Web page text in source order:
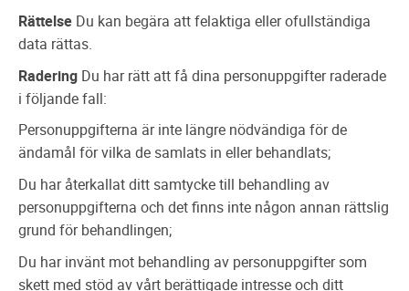
Rättelse Du kan begära att felaktiga eller ofullständiga
data rättas.
Radering Du har rätt att få dina personuppgifter raderade
i följande fall:
Personuppgifterna är inte längre nödvändiga för de
ändamål för vilka de samlats in eller behandlats;
Du har återkallat ditt samtycke till behandling av
personuppgifterna och det finns inte någon annan rättslig
grund för behandlingen;
Du har invänt mot behandling av personuppgifter som
skett med stöd av vårt berättigade intresse och ditt